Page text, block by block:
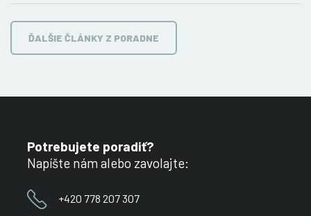
ĎALŠIE ČLÁNKY Z PORADNE
Potrebujete poradiť?
Napíšte nám alebo zavolajte:
+420 778 207 307